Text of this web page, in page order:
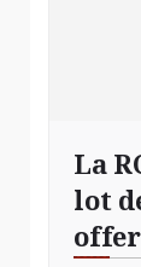
La
lot